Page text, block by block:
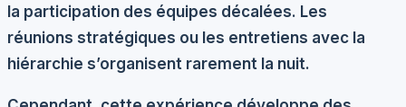
la participation des équipes décalées. Les
réunions stratégiques ou les entretiens avec la
hiérarchie s’organisent rarement la nuit.